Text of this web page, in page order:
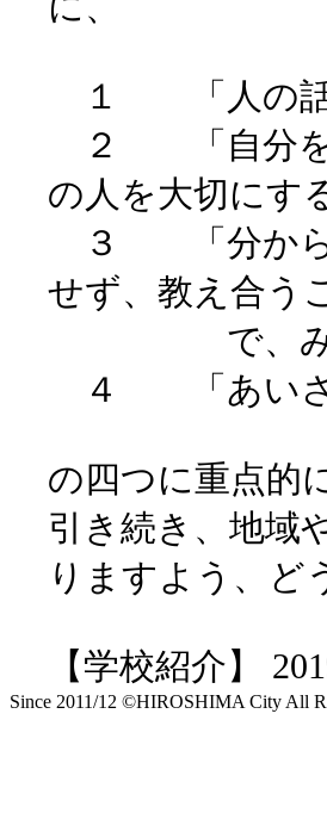
１ 「人の話
２ 「自分を
の人を大切にす
３ 「分から
せず、教え合う
で、みんな
４ 「あいさ
の四つに重点的
引き続き、地域
りますよう、
【学校紹介】
Since 2011/12 ©HIROSHIMA City All